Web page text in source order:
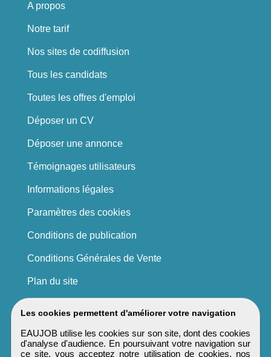
Les cookies permettent d'améliorer votre navigation
EAUJOB utilise les cookies sur son site, dont des cookies
d'analyse d'audience. En poursuivant votre navigation sur
ce site, vous acceptez notre utilisation de cookies, nos
A propos
Notre tarif
Nos sites de codiffusion
Tous les candidats
Toutes les offres d'emploi
Déposer un CV
Déposer une annonce
Témoignages utilisateurs
Informations légales
Paramètres des cookies
Conditions de publication
Conditions Générales de Vente
Plan du site